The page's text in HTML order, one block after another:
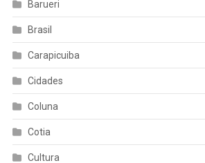
Barueri
Brasil
Carapicuiba
Cidades
Coluna
Cotia
Cultura